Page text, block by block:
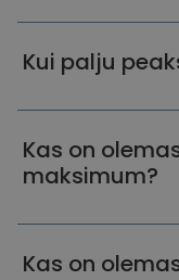
Kui palju
Kas on
maksimum?
Kas on